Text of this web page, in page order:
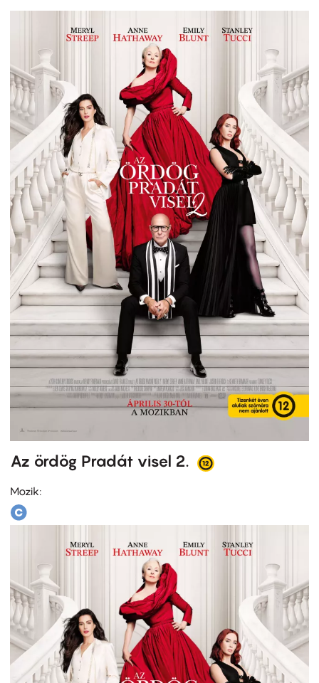
Az ördög Pradát visel 2.
Mozik: